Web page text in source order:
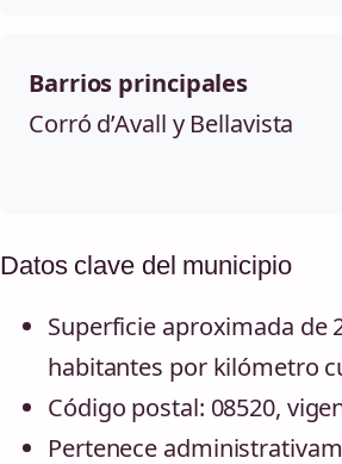
Barrios principales
Corró d’Avall y Bellavista
Datos clave del municipio
Superficie aproximada de
habitantes por kilómetro
Código postal: 08520,
Pertenece